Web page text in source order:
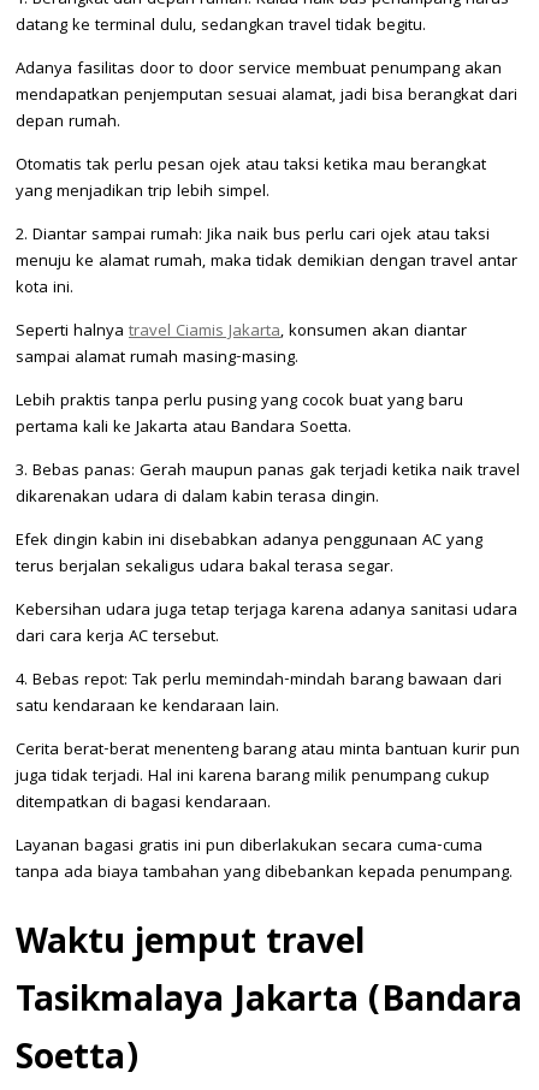
datang ke terminal dulu, sedangkan travel tidak begitu.
Adanya fasilitas door to door service membuat penumpang akan
mendapatkan penjemputan sesuai alamat, jadi bisa berangkat dari
depan rumah.
Otomatis tak perlu pesan ojek atau taksi ketika mau berangkat
yang menjadikan trip lebih simpel.
2. Diantar sampai rumah: Jika naik bus perlu cari ojek atau taksi
menuju ke alamat rumah, maka tidak demikian dengan travel antar
kota ini.
Seperti halnya travel Ciamis Jakarta, konsumen akan diantar
sampai alamat rumah masing-masing.
Lebih praktis tanpa perlu pusing yang cocok buat yang baru
pertama kali ke Jakarta atau Bandara Soetta.
3. Bebas panas: Gerah maupun panas gak terjadi ketika naik travel
dikarenakan udara di dalam kabin terasa dingin.
Efek dingin kabin ini disebabkan adanya penggunaan AC yang
terus berjalan sekaligus udara bakal terasa segar.
Kebersihan udara juga tetap terjaga karena adanya sanitasi udara
dari cara kerja AC tersebut.
4. Bebas repot: Tak perlu memindah-mindah barang bawaan dari
satu kendaraan ke kendaraan lain.
Cerita berat-berat menenteng barang atau minta bantuan kurir pun
juga tidak terjadi. Hal ini karena barang milik penumpang cukup
ditempatkan di bagasi kendaraan.
Layanan bagasi gratis ini pun diberlakukan secara cuma-cuma
tanpa ada biaya tambahan yang dibebankan kepada penumpang.
Waktu jemput travel
Tasikmalaya Jakarta (Bandara
Soetta)